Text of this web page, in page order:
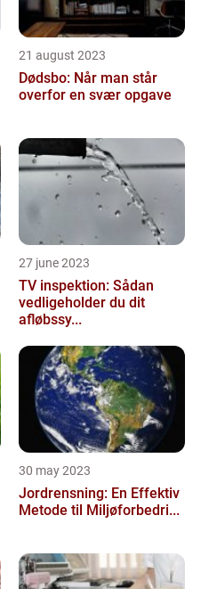
21 august 2023
Dødsbo: Når man står
overfor en svær opgave
27 june 2023
TV inspektion: Sådan
vedligeholder du dit
afløbssy...
30 may 2023
Jordrensning: En Effektiv
Metode til Miljøforbedri...